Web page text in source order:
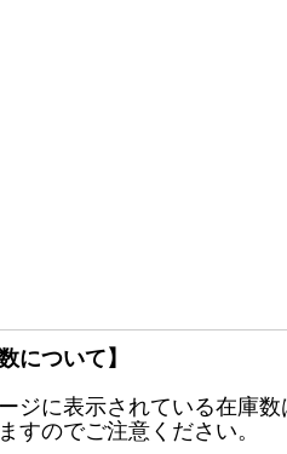
について】
ジに表示されている在庫
すのでご注意ください。